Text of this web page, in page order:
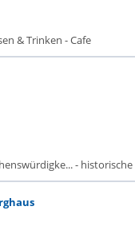
& Trinken - Cafe
- historische